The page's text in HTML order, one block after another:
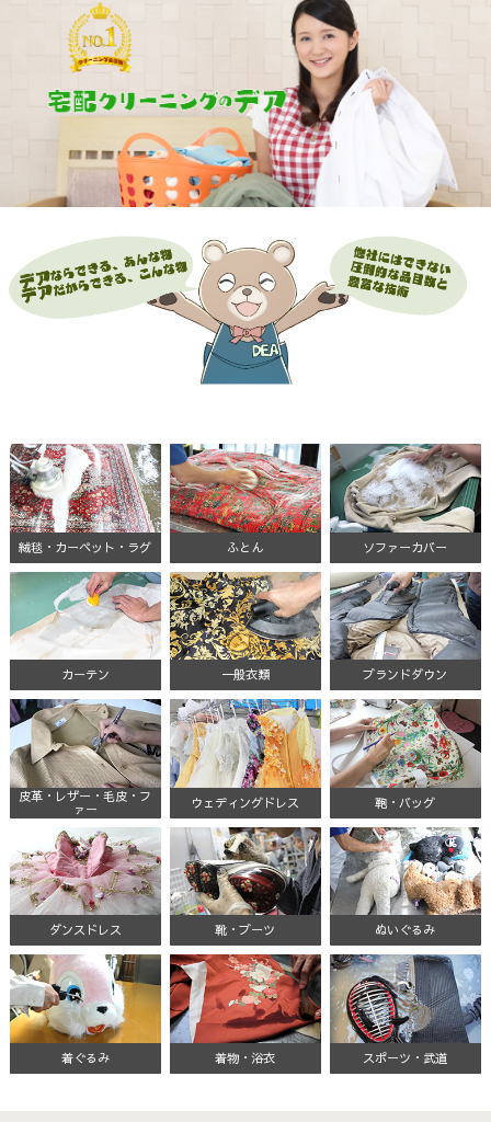
絨毯・カーペット・ラグ ふとん ソファーカバー
カーテン 一般衣類 ブランドダウン
皮革・レザー・毛皮・フ
ァー
ウェディングドレス 鞄・バッグ
ダンスドレス 靴・ブーツ ぬいぐるみ
着ぐるみ 着物・浴衣 スポーツ・武道